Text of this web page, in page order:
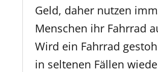
Geld, daher nutzen
Menschen ihr Fahrrad
Wird ein Fahrrad
in seltenen Fällen